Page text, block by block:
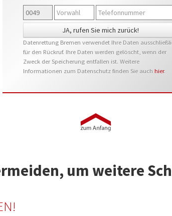
Datenrettung Bremen verwendet Ihre Daten
für den Rückruf. Ihre Daten werden gelöscht, wenn der
Zweck der Speicherung entfallen ist. Weitere
Informationen zum Datenschutz finden Sie auch hier.
um weitere